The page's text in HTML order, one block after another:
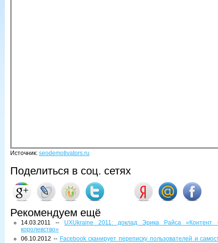
Источник: seodemotivators.ru
Поделиться в соц. сетях
Рекомендуем ещё
14.03.2011 -- UXUkraine 2011: доклад Эрика Райса «Контент
королевство»
06.10.2012 -- Facebook сканирует переписку пользователей и